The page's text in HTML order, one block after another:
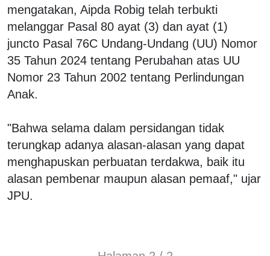
mengatakan, Aipda Robig telah terbukti
melanggar Pasal 80 ayat (3) dan ayat (1)
juncto Pasal 76C Undang-Undang (UU) Nomor
35 Tahun 2024 tentang Perubahan atas UU
Nomor 23 Tahun 2002 tentang Perlindungan
Anak.
"Bahwa selama dalam persidangan tidak
terungkap adanya alasan-alasan yang dapat
menghapuskan perbuatan terdakwa, baik itu
alasan pembenar maupun alasan pemaaf," ujar
JPU.